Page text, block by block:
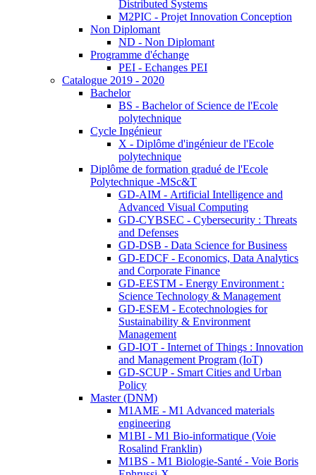
Distributed Systems
M2PIC - Projet Innovation Conception
Non Diplomant
ND - Non Diplomant
Programme d'échange
PEI - Echanges PEI
Catalogue 2019 - 2020
Bachelor
BS - Bachelor of Science de l'Ecole
polytechnique
Cycle Ingénieur
X - Diplôme d'ingénieur de l'Ecole
polytechnique
Diplôme de formation gradué de l'Ecole
Polytechnique -MSc&T
GD-AIM - Artificial Intelligence and
Advanced Visual Computing
GD-CYBSEC - Cybersecurity : Threats
and Defenses
GD-DSB - Data Science for Business
GD-EDCF - Economics, Data Analytics
and Corporate Finance
GD-EESTM - Energy Environment :
Science Technology & Management
GD-ESEM - Ecotechnologies for
Sustainability & Environment
Management
GD-IOT - Internet of Things : Innovation
and Management Program (IoT)
GD-SCUP - Smart Cities and Urban
Policy
Master (DNM)
M1AME - M1 Advanced materials
engineering
M1BI - M1 Bio-informatique (Voie
Rosalind Franklin)
M1BS - M1 Biologie-Santé - Voie Boris